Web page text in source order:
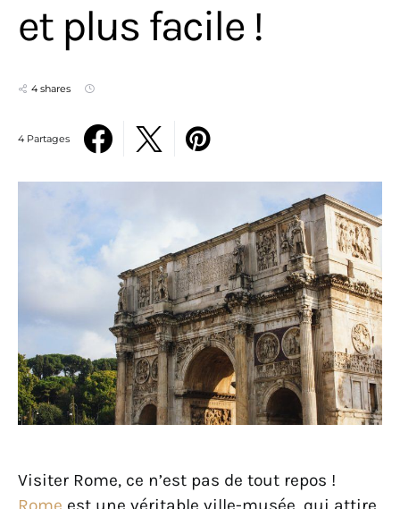
et plus facile !
4 shares
4 Partages
Visiter Rome, ce n’est pas de tout repos !